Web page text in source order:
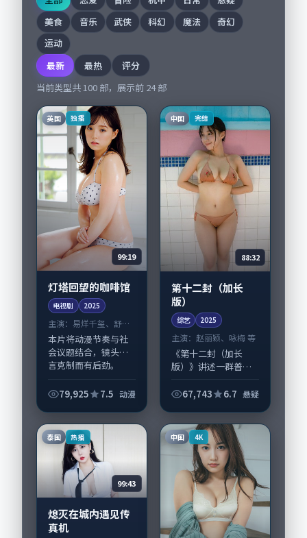
美食
音乐 武侠 科幻 魔法
奇幻
运动
最新
最热
评分
当前类型共100 部，展示前 24部
英国 独播
99:19
灯塔回望的咖啡馆
电视剧 2025
主演： 易烊千玺、舒淇
等
本片将动漫节奏与社
会议题结合，镜头语
言克制而有后劲。
馆》由是枝裕和掌
音设计凸显英国城市
质感，...
79,925 7.5 动漫
中国 完结
88:32
第十二封（加长
版）
综艺 2025
主演： 赵丽颖、咏梅 等
《第十二封（加长
版）》讲述一群普通
改写人生轨迹的故
头。导演奉俊昊擅长
留白叙事，赵丽颖、
咏梅...
67,743 6.7 悬疑
泰国 热播
99:43
熄灭在城内遇见传
真机
中国 4K